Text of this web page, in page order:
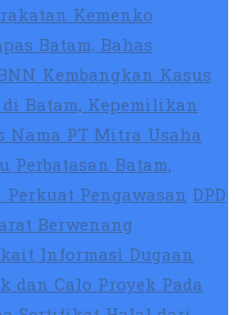
Kemenko
Batam, Bahas
Kembangkan Kasus
Batam, Kepemilikan
Nama PT Mitra Usaha
Perbatasan Batam,
PengawasanDPD
Berwenang
Informasi Dugaan
dan Calo Proyek Pada